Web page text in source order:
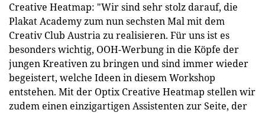
Creative Heatmap: "Wir sind sehr stolz darauf, die
Plakat Academy zum nun sechsten Mal mit dem
Creativ Club Austria zu realisieren. Für uns ist es
besonders wichtig, OOH-Werbung in die Köpfe der
jungen Kreativen zu bringen und sind immer wieder
begeistert, welche Ideen in diesem Workshop
entstehen. Mit der Optix Creative Heatmap stellen wir
zudem einen einzigartigen Assistenten zur Seite, der